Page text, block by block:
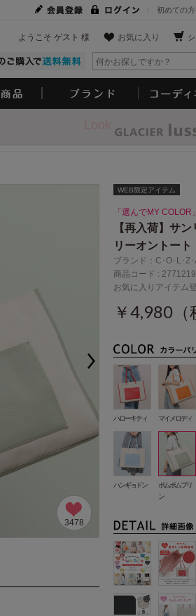
初めての
お気に入り
ようこそ ゲスト 様
3478
WEB限定アイテム
「選んでMY COLOR
【再入荷】サ
リーオントート
ブランド： C･O･L･Z
商品コード :
お気に入りアイテム
￥4,980（
ハローキティ マイメロディ
ハンギョドン
ポムポムプリ
ン